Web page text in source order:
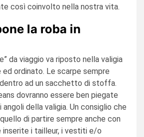
così coinvolto nella nostra vita.
la roba in
da viaggio va riposto nella valigia
ed ordinato. Le scarpe sempre
ad un sacchetto di stoffa.
dovranno essere ben piegate
della valigia. Un consiglio che
di partire sempre anche con
inserite i tailleur, i vestiti e/o